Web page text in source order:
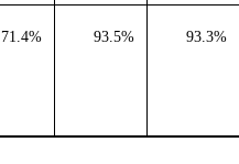
71.4% 93.5% 93.3%